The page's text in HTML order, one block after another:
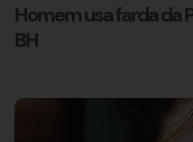
Homem usa farda da
BH